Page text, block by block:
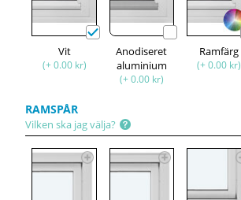
Vit
(+ 0.00 kr)
Anodiseret
aluminium
(+ 0.00 kr)
Ramfärg
(+ 0.00 kr)
RAMSPÅR
Vilken ska jag välja?